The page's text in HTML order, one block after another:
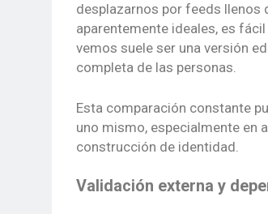
desplazarnos por feeds llenos
aparentemente ideales, es
vemos suele ser una versión
completa de las personas.
Esta comparación constante
uno mismo, especialmente en
construcción de identidad.
Validación externa y